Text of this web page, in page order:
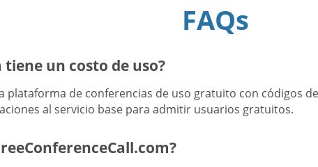
FAQs
un costo de uso?
plataforma de conferencias de uso gratuito con códigos
al servicio base para admitir usuarios gratuitos.